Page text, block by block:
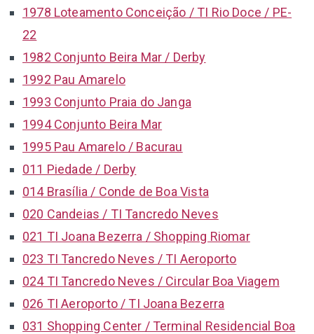
1978 Loteamento Conceição / TI Rio Doce / PE-
22
1982 Conjunto Beira Mar / Derby
1992 Pau Amarelo
1993 Conjunto Praia do Janga
1994 Conjunto Beira Mar
1995 Pau Amarelo / Bacurau
011 Piedade / Derby
014 Brasília / Conde de Boa Vista
020 Candeias / TI Tancredo Neves
021 TI Joana Bezerra / Shopping Riomar
023 TI Tancredo Neves / TI Aeroporto
024 TI Tancredo Neves / Circular Boa Viagem
026 TI Aeroporto / TI Joana Bezerra
031 Shopping Center / Terminal Residencial Boa